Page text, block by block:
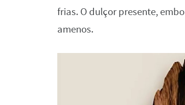
frias. O dulçor presente,
amenos.